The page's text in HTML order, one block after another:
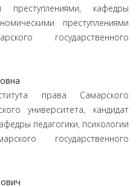
кафедры
преступлениями
государственного
права Самарского
университета, кандидат
педагогики, психологии
государственного